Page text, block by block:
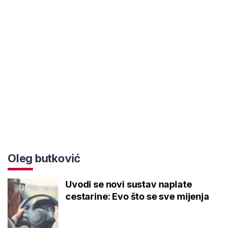
Oleg butković
Uvodi se novi sustav naplate
cestarine: Evo što se sve mijenja